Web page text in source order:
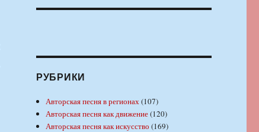
РУБРИКИ
Авторская песня в регионах(107)
Авторская песня как движение(120)
Авторская песня как искусство (169)